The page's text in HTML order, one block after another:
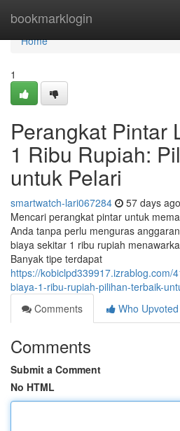
bookmarklogin
Home
Home
1
Perangkat Pintar
1 Ribu Rupiah:
untuk Pelari
smartwatch-lari067284 57 days ago
Mencari perangkat pintar untuk
Anda tanpa perlu menguras
biaya sekitar 1 ribu rupiah
Banyak tipe terdapat
https://kobiclpd339917.izrablog.com/
biaya-1-ribu-rupiah-pilihan-terbaik-
Comments
Who Upvoted
Comments
Submit a Comment
No HTML